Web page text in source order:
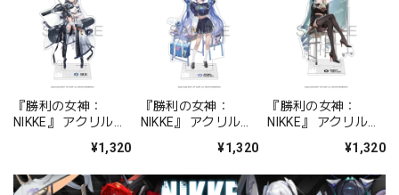
『勝利の女神：
NIKKE』 アクリルス
¥1,320
『勝利の女神：
NIKKE』 アクリルス
ォーチュンメイト
¥1,320
『勝利の女神：
NIKKE』 アクリルス
シャープレッスン
¥1,320